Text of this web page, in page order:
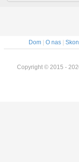
Dom | O nas |
Copyright © 2015 -